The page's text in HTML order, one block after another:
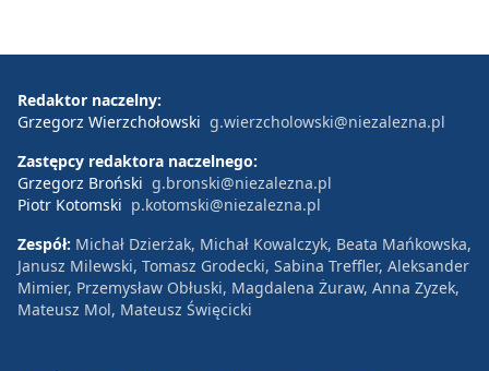
Redaktor naczelny:
Grzegorz Wierzchołowski g.wierzcholowski@niezalezna.pl
Zastępcy redaktora naczelnego:
Grzegorz Broński g.bronski@niezalezna.pl
Piotr Kotomski p.kotomski@niezalezna.pl
Zespół: Michał Dzierżak, Michał Kowalczyk, Beata Mańkowska,
Janusz Milewski, Tomasz Grodecki, Sabina Treffler, Aleksander
Mimier, Przemysław Obłuski, Magdalena Żuraw, Anna Zyzek,
Mateusz Mol, Mateusz Święcicki